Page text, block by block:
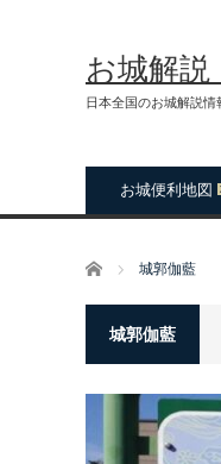
お城解説
日本全国のお城解説
お城便利地図
ホーム 城郭伽藍
城郭伽藍